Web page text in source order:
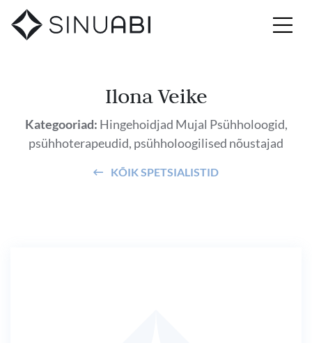
Ilona Veike
Kategooriad: Hingehoidjad Mujal Psühholoogid,
psühhoterapeudid, psühholoogilised nõustajad
KÕIK SPETSIALISTID